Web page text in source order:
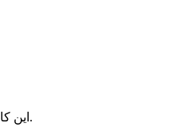
این کالا را با استفاده از کلمات کوتاه و ساده توضیح دهید.